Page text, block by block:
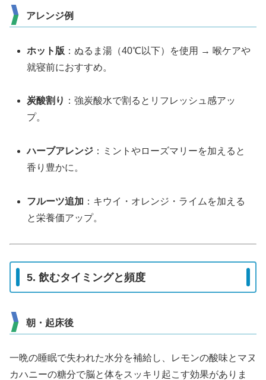
アレンジ例
ホット版 ：ぬるま湯（40℃以下）を使用 → 喉ケアや
就寝前におすすめ。
炭酸割り ：強炭酸水で割るとリフレッシュ感アッ
プ。
ハーブアレンジ ：ミントやローズマリーを加えると
香り豊かに。
フルーツ追加 ：キウイ・オレンジ・ライムを加える
と栄養価アップ。
5. 飲むタイミングと頻度
朝・起床後
一晩の睡眠で失われた水分を補給し、レモンの酸味とマヌ
カハニーの糖分で脳と体をスッキリ起こす効果がありま